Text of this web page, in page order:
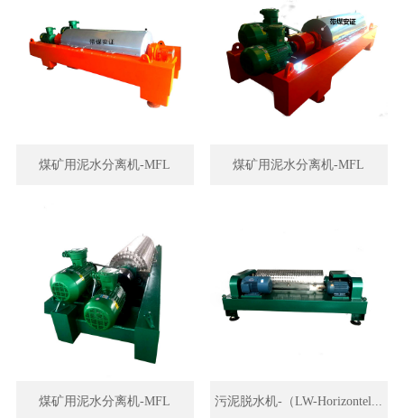
煤矿用泥水分离机-MFL 煤矿用泥水分离机-MFL
煤矿用泥水分离机-MFL 污泥脱水机-（LW-Horizontel...